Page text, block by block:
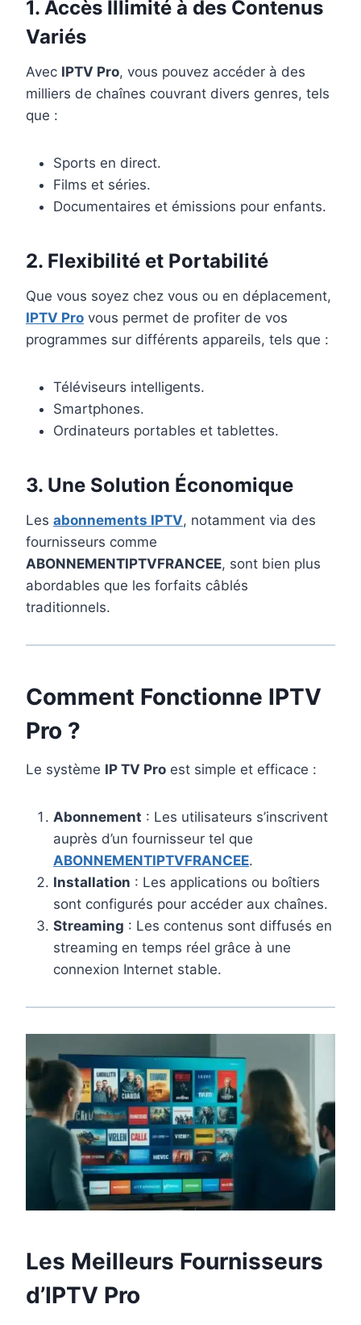
1. Accès Illimité à des Contenus
Variés
Avec IPTV Pro, vous pouvez accéder à des
milliers de chaînes couvrant divers genres, tels
que :
Sports en direct.
Films et séries.
Documentaires et émissions pour enfants.
2. Flexibilité et Portabilité
Que vous soyez chez vous ou en déplacement,
IPTV Pro vous permet de profiter de vos
programmes sur différents appareils, tels que :
Téléviseurs intelligents.
Smartphones.
Ordinateurs portables et tablettes.
3. Une Solution Économique
Les abonnements IPTV, notamment via des
fournisseurs comme
ABONNEMENTIPTVFRANCEE, sont bien plus
abordables que les forfaits câblés
traditionnels.
Comment Fonctionne IPTV
Pro ?
Le système IP TV Pro est simple et efficace :
Abonnement : Les utilisateurs s’inscrivent
auprès d’un fournisseur tel que
ABONNEMENTIPTVFRANCEE.
Installation : Les applications ou boîtiers
sont configurés pour accéder aux chaînes.
Streaming : Les contenus sont diffusés en
streaming en temps réel grâce à une
connexion Internet stable.
Les Meilleurs Fournisseurs
d’IPTV Pro